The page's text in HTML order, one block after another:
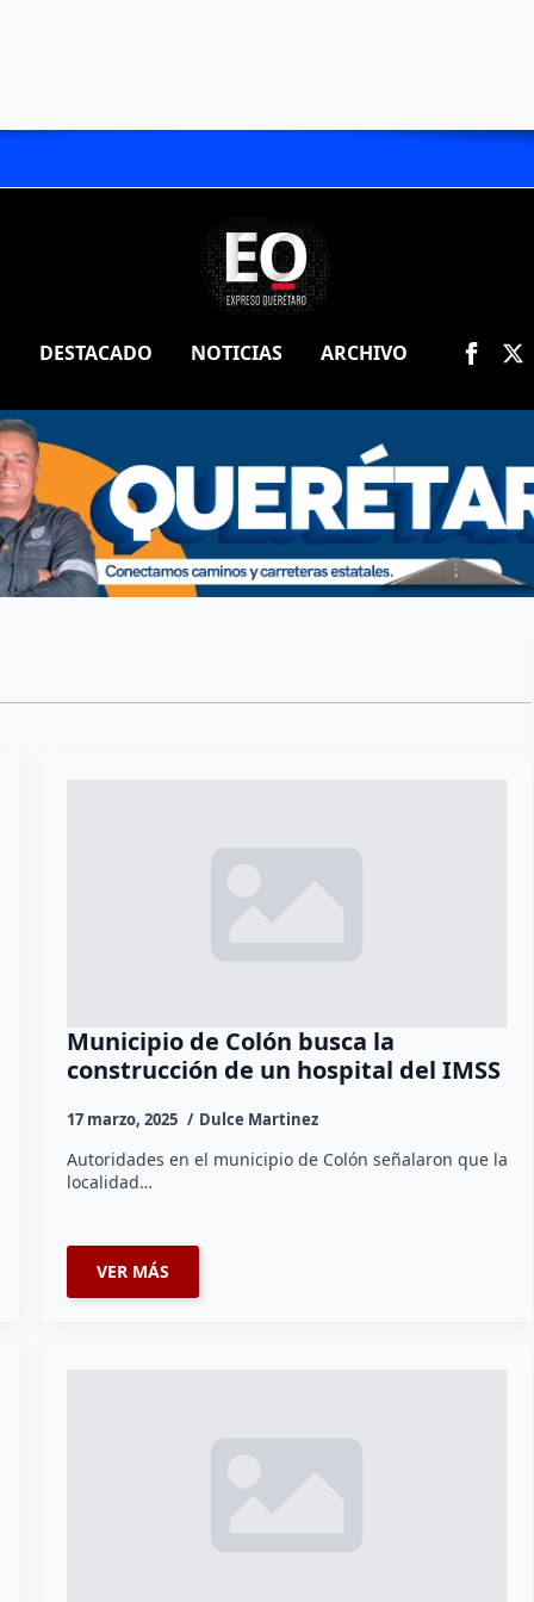
DESTACADO NOTICIAS ARCHIVO
Municipio de Colón busca la
construcción de un hospital del IMSS
17 marzo, 2025 Dulce Martinez
Autoridades en el municipio de Colón señalaron que la
localidad…
VER MÁS